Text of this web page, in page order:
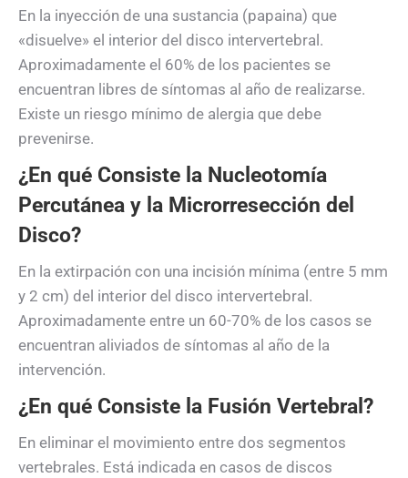
En la inyección de una sustancia (papaina) que
«disuelve» el interior del disco intervertebral.
Aproximadamente el 60% de los pacientes se
encuentran libres de síntomas al año de realizarse.
Existe un riesgo mínimo de alergia que debe
prevenirse.
¿En qué Consiste la Nucleotomía
Percutánea y la Microrresección del
Disco?
En la extirpación con una incisión mínima (entre 5 mm
y 2 cm) del interior del disco intervertebral.
Aproximadamente entre un 60-70% de los casos se
encuentran aliviados de síntomas al año de la
intervención.
¿En qué Consiste la Fusión Vertebral?
En eliminar el movimiento entre dos segmentos
vertebrales. Está indicada en casos de discos